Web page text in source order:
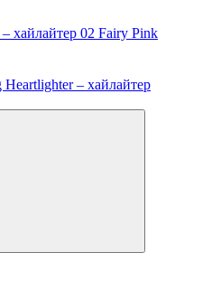
хайлайтер 02 Fairy Pink